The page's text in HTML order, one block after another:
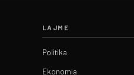
LAJME
Politika
Ekonomia